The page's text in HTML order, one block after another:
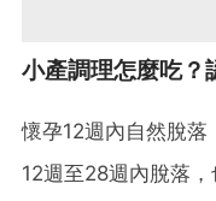
小產調理怎麼吃？
懷孕12週內自然脫
12週至28週內脫落